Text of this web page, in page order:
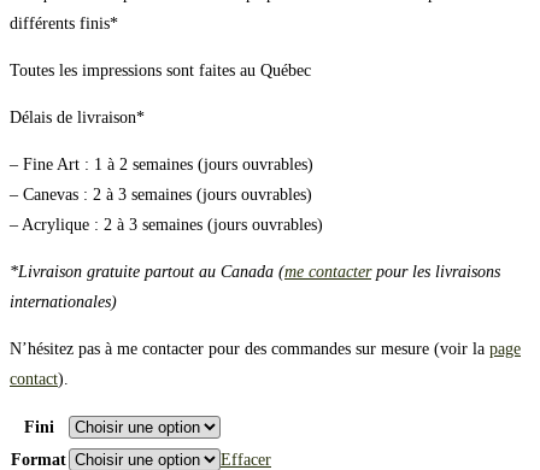
différents finis*
Toutes les impressions sont faites au Québec
Délais de livraison*
– Fine Art : 1 à 2 semaines (jours ouvrables)
– Canevas : 2 à 3 semaines (jours ouvrables)
– Acrylique : 2 à 3 semaines (jours ouvrables)
*Livraison gratuite partout au Canada (me contacterpour les livraisons
internationales)
N’hésitez pas à me contacter pour des commandes sur mesure (voir la page
contact).
Fini
Format
Effacer